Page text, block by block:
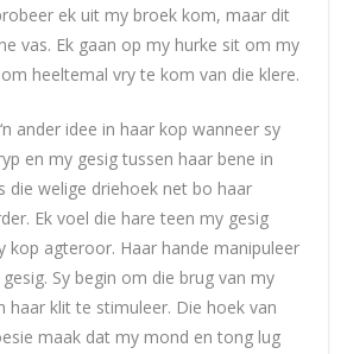
ek uit my broek kom, maar dit
vas. Ek gaan op my hurke sit om my
heeltemal vry te kom van die klere.
ander idee in haar kop wanneer sy
en my gesig tussen haar bene in
die welige driehoek net bo haar
Ek voel die hare teen my gesig
kop agteroor. Haar hande manipuleer
Sy begin om die brug van my
haar klit te stimuleer. Die hoek van
maak dat my mond en tong lug